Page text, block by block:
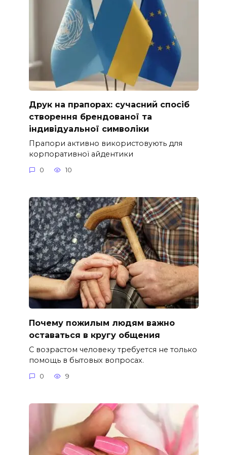
Друк на прапорах: сучасний спосіб
створення брендованої та
індивідуальної символіки
Прапори активно використовують для
корпоративної айдентики
0 10
Почему пожилым людям важно
оставаться в кругу общения
С возрастом человеку требуется не только
помощь в бытовых вопросах.
0 9